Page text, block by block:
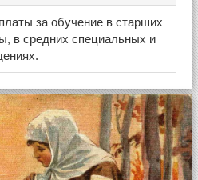
за обучение в старших
в средних специальных и